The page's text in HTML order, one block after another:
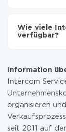
zahlen nur für
Service von
Weitere
Wie viele
verfügbar?
Information
Intercom
organisieren
seit 2011 auf